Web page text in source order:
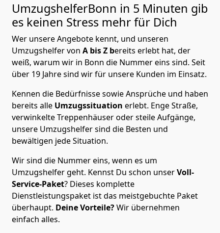
UmzugshelferBonn in 5 Minuten gib
es keinen Stress mehr für Dich
Wer unsere Angebote kennt, und unseren
Umzugshelfer von A bis Z bereits erlebt hat, der
weiß, warum wir in Bonn die Nummer eins sind. Seit
über 19 Jahre sind wir für unsere Kunden im Einsatz.
Kennen die Bedürfnisse sowie Ansprüche und haben
bereits alle Umzugssituation erlebt. Enge Straße,
verwinkelte Treppenhäuser oder steile Aufgänge,
unsere Umzugshelfer sind die Besten und
bewältigen jede Situation.
Wir sind die Nummer eins, wenn es um
Umzugshelfer geht. Kennst Du schon unserVoll-
Service-Paket? Dieses komplette
Dienstleistungspaket ist das meistgebuchte Paket
überhaupt. Deine Vorteile?Wir übernehmen
einfach alles.